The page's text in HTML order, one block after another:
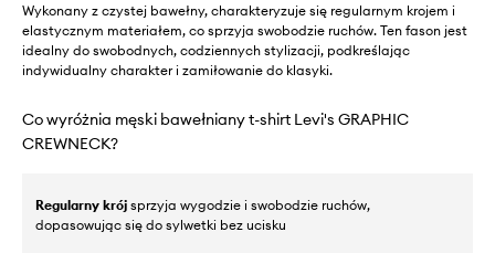
Wykonany z czystej bawełny, charakteryzuje się regularnym krojem i
elastycznym materiałem, co sprzyja swobodzie ruchów. Ten fason jest
idealny do swobodnych, codziennych stylizacji, podkreślając
indywidualny charakter i zamiłowanie do klasyki.
Co wyróżnia męski bawełniany t-shirt Levi's GRAPHIC
CREWNECK?
Regularny krój sprzyja wygodzie i swobodzie ruchów,
dopasowując się do sylwetki bez ucisku